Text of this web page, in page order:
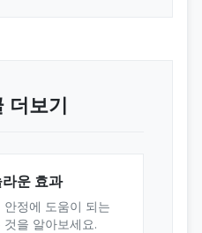
더보기
운 효과
정에 도움이 되는
을 알아보세요.